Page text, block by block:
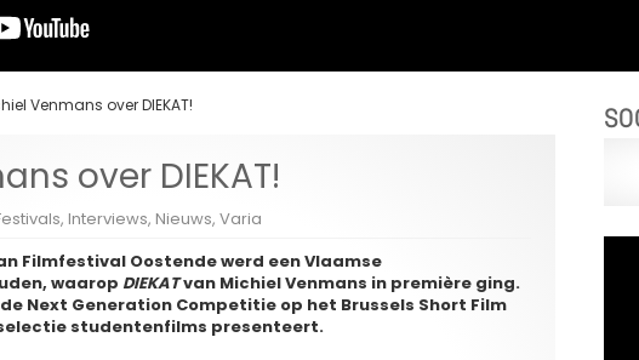
Venmans over DIEKAT!
over DIEKAT!
, Interviews, Nieuws, Varia
Filmfestival Oostende werd een Vlaamse
waarop DIEKATvan Michiel Venmans in première ging.
Next Generation Competitie op het Brussels Short Film
studentenfilms presenteert.